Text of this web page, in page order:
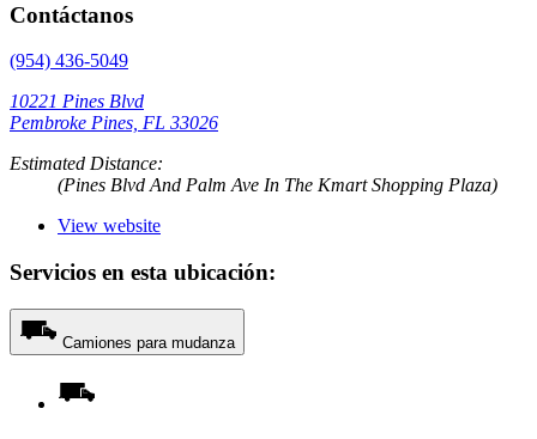
Contáctanos
(954) 436-5049
10221 Pines Blvd
Pembroke Pines, FL 33026
Estimated Distance:
(Pines Blvd And Palm Ave In The Kmart Shopping Plaza)
View website
Servicios en esta ubicación:
Camiones para mudanza